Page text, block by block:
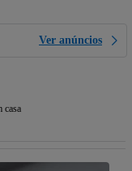
Ver anúncios
casa